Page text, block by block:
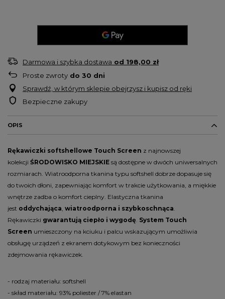
Darmowa i szybka dostawa od 198,00 zł
Proste zwroty do 30 dni
Sprawdź, w którym sklepie obejrzysz i kupisz od ręki
Bezpieczne zakupy
OPIS
Rękawiczki softshellowe Touch Screen z najnowszej
kolekcji ŚRODOWISKO MIEJSKIE są dostępne w dwóch uniwersalnych
rozmiarach. Wiatroodporna tkanina typu softshell dobrze dopasuje się
do twoich dłoni, zapewniając komfort w trakcie użytkowania, a miękkie
wnętrze zadba o komfort cieplny. Elastyczna tkanina
jest oddychająca, wiatroodporna i szybkoschnąca.
Rękawiczki gwarantują ciepło i wygodę. System Touch
Screen umieszczony na kciuku i palcu wskazującym umożliwia
obsługę urządzeń z ekranem dotykowym bez konieczności
zdejmowania rękawiczek.
- rodzaj materiału: softshell
- skład materiału: 93% poliester / 7% elastan